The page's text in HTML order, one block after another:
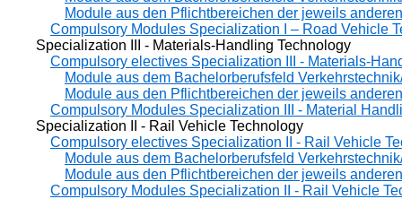
Module aus den Pflichtbereichen der jeweils
Compulsory Modules Specialization I – Road Vehicle
Specialization III - Materials-Handling Technology
Compulsory electives Specialization III - Materials-
Module aus dem Bachelorberufsfeld
Module aus den Pflichtbereichen der jeweils
Compulsory Modules Specialization III - Material
Specialization II - Rail Vehicle Technology
Compulsory electives Specialization II - Rail Vehicle
Module aus dem Bachelorberufsfeld
Module aus den Pflichtbereichen der jeweils
Compulsory Modules Specialization II - Rail Vehicle